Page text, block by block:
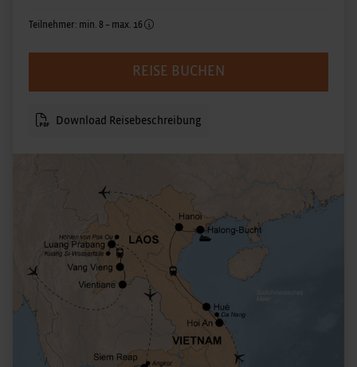
Teilnehmer: min. 8 – max. 16
REISE BUCHEN
Download Reisebeschreibung